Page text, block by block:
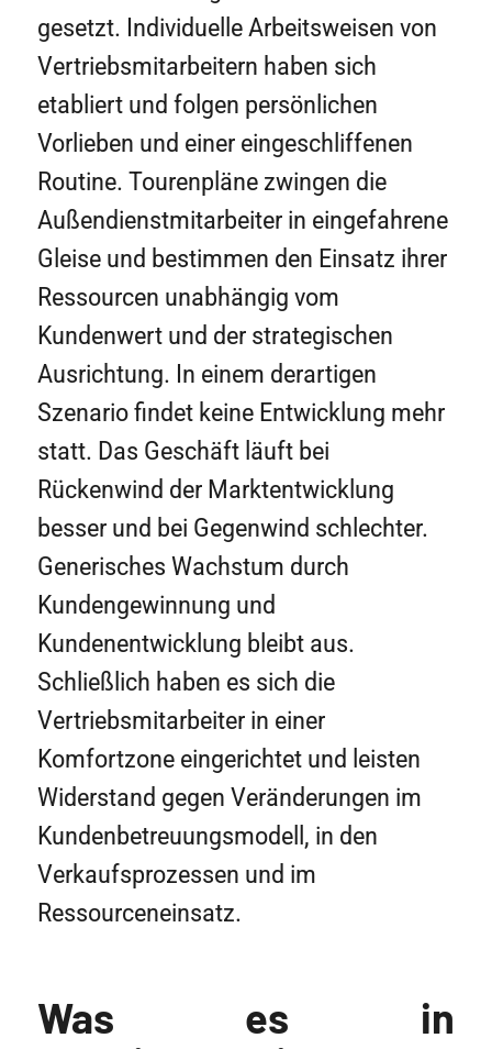
gesetzt. Individuelle Arbeitsweisen von
Vertriebsmitarbeitern haben sich
etabliert und folgen persönlichen
Vorlieben und einer eingeschliffenen
Routine. Tourenpläne zwingen die
Außendienstmitarbeiter in eingefahrene
Gleise und bestimmen den Einsatz ihrer
Ressourcen unabhängig vom
Kundenwert und der strategischen
Ausrichtung. In einem derartigen
Szenario findet keine Entwicklung mehr
statt. Das Geschäft läuft bei
Rückenwind der Marktentwicklung
besser und bei Gegenwind schlechter.
Generisches Wachstum durch
Kundengewinnung und
Kundenentwicklung bleibt aus.
Schließlich haben es sich die
Vertriebsmitarbeiter in einer
Komfortzone eingerichtet und leisten
Widerstand gegen Veränderungen im
Kundenbetreuungsmodell, in den
Verkaufsprozessen und im
Ressourceneinsatz.
Was es in